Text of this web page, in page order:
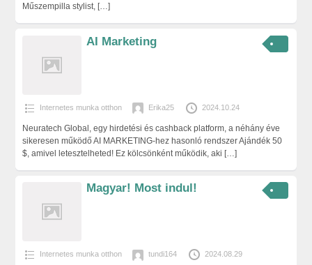
Műszempilla stylist, […]
AI Marketing
Internetes munka otthon Erika25 2024.10.24
Neuratech Global, egy hirdetési és cashback platform, a néhány éve
sikeresen működő AI MARKETING-hez hasonló rendszer Ajándék 50
$, amivel letesztelheted! Ez kölcsönként működik, aki […]
Magyar! Most indul!
Internetes munka otthon tundi164 2024.08.29